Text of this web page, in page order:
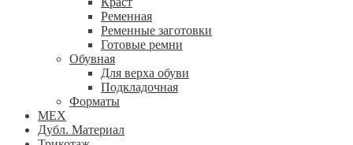
Ременная
Ременные заготовки
Готовые ремни
Обувная
Для верха обуви
Подкладочная
Форматы
МЕХ
Дубл. Материал